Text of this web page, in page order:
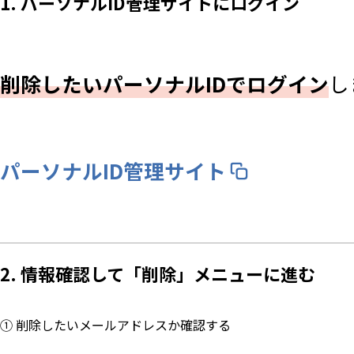
削除したいパーソナルIDでログイン
パーソナルID管理サイト
2. 情報確認して「削除」メニューに進む
① 削除したいメールアドレスか確認する